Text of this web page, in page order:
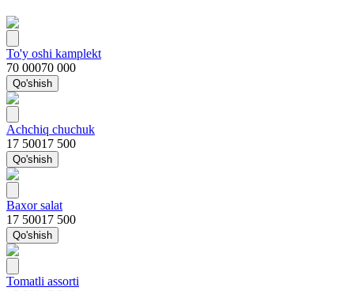
To'y oshi kamplekt
70 00070 000
Qo'shish
Achchiq chuchuk
17 50017 500
Qo'shish
Baxor salat
17 50017 500
Qo'shish
Tomatli assorti